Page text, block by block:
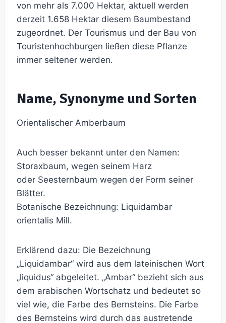
von mehr als 7.000 Hektar, aktuell werden
derzeit 1.658 Hektar diesem Baumbestand
zugeordnet. Der Tourismus und der Bau von
Touristenhochburgen ließen diese Pflanze
immer seltener werden.
Name, Synonyme und Sorten
Orientalischer Amberbaum
Auch besser bekannt unter den Namen:
Storaxbaum, wegen seinem Harz
oder Seesternbaum wegen der Form seiner
Blätter.
Botanische Bezeichnung: Liquidambar
orientalis Mill.
Erklärend dazu: Die Bezeichnung
„Liquidambar“ wird aus dem lateinischen Wort
„liquidus“ abgeleitet. „Ambar“ bezieht sich aus
dem arabischen Wortschatz und bedeutet so
viel wie, die Farbe des Bernsteins. Die Farbe
des Bernsteins wird durch das austretende